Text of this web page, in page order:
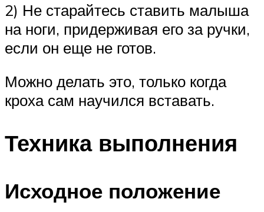
2) Не старайтесь ставить малыша
на ноги, придерживая его за ручки,
если он еще не готов.
Можно делать это, только когда
кроха сам научился вставать.
Техника выполнения
Исходное положение